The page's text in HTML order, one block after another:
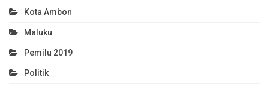
Kota Ambon
Maluku
Pemilu 2019
Politik